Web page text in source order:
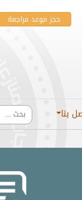
حجز موعد مراجعة
بنا